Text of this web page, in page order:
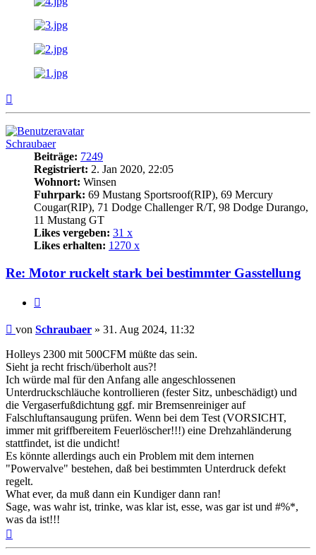
oben
Schraubaer
Beiträge: 7249
Registriert: 2. Jan 2020, 22:05
Wohnort: Winsen
Fuhrpark: 69 Mustang Sportsroof(RIP), 69 Mercury
Cougar(RIP), 71 Dodge Challenger R/T, 98 Dodge Durango,
11 Mustang GT
Likes vergeben: 31 x
Likes erhalten: 1270 x
Re: Motor ruckelt stark bei bestimmter Gasstellung
Beitrag
von Schraubaer » 31. Aug 2024, 11:32
Holleys 2300 mit 500CFM müßte das sein.
Sieht ja recht frisch/überholt aus?!
Ich würde mal für den Anfang alle angeschlossenen
Unterdruckschläuche kontrollieren (fester Sitz, unbeschädigt) und
die Vergaserfußdichtung ggf. mir Bremsenreiniger auf
Falschluftansaugung prüfen. Wenn bei dem Test (VORSICHT,
immer mit griffbereitem Feuerlöscher!!!) eine Drehzahländerung
stattfindet, ist die undicht!
Es könnte allerdings auch ein Problem mit dem internen
"Powervalve" bestehen, daß bei bestimmten Unterdruck defekt
regelt.
What ever, da muß dann ein Kundiger dann ran!
Sage, was wahr ist, trinke, was klar ist, esse, was gar ist und #%*,
was da ist!!!